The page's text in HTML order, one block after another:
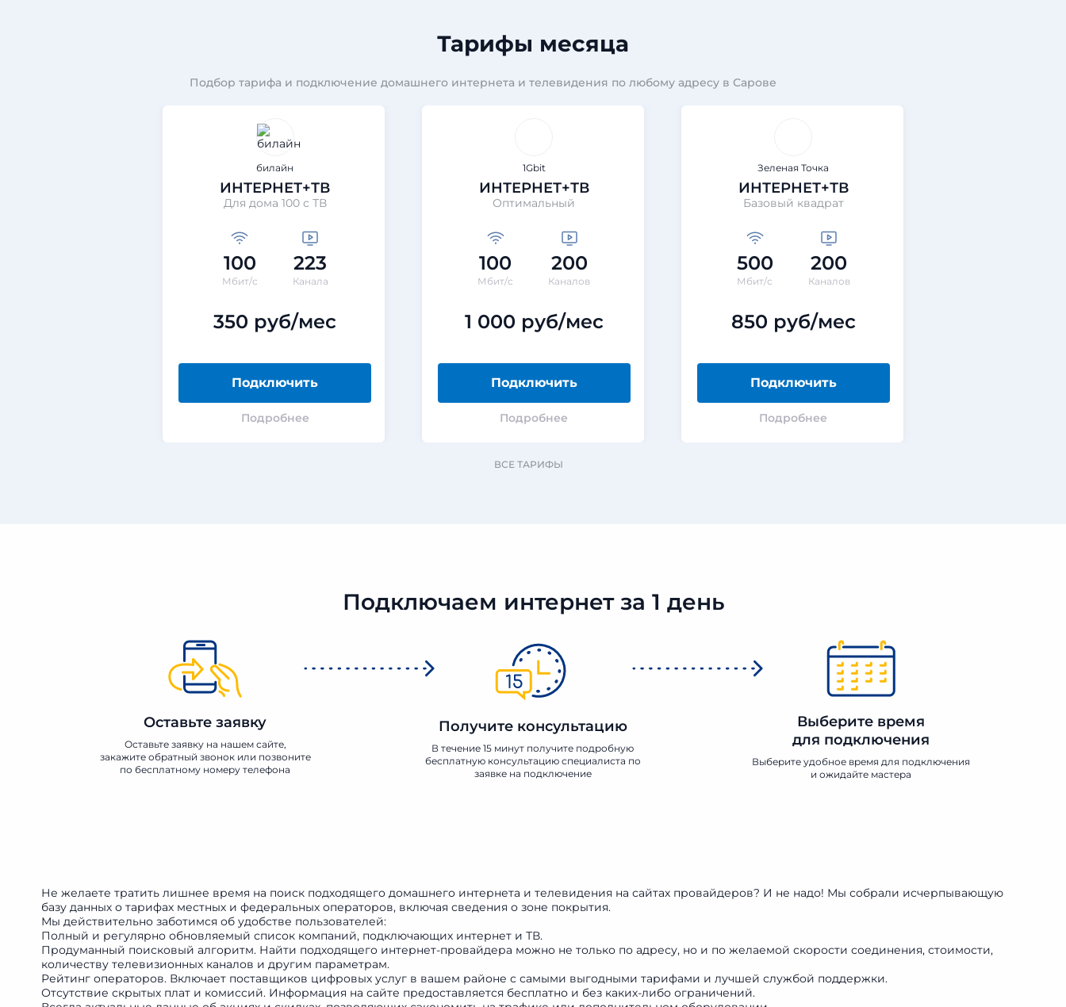
Тарифы месяца
Подбор тарифа и подключение домашнего интернета и телевидения по любому адресу в Сарове
билайн
ИНТЕРНЕТ+ТВ
Для дома 100 с ТВ
100
Мбит/с
223
Канала
350 руб/мес
Подключить
Подробнее
1Gbit
ИНТЕРНЕТ+ТВ
Оптимальный
100
Мбит/с
200
Каналов
1 000 руб/мес
Подключить
Подробнее
Зеленая Точка
ИНТЕРНЕТ+ТВ
Базовый квадрат
500
Мбит/с
200
Каналов
850 руб/мес
Подключить
Подробнее
ВСЕ ТАРИФЫ
Подключаем интернет за 1 день
Оставьте заявку
Оставьте заявку на нашем сайте,
закажите обратный звонок или позвоните
по бесплатному номеру телефона
Получите консультацию
В течение 15 минут получите подробную
бесплатную консультацию специалиста по
заявке на подключение
Выберите время
для подключения
Выберите удобное время для подключения
и ожидайте мастера
Не желаете тратить лишнее время на поиск подходящего домашнего интернета и телевидения на сайтах провайдеров? И не надо! Мы собрали исчерпывающую
базу данных о тарифах местных и федеральных операторов, включая сведения о зоне покрытия.
Мы действительно заботимся об удобстве пользователей:
Полный и регулярно обновляемый список компаний, подключающих интернет и ТВ.
Продуманный поисковый алгоритм. Найти подходящего интернет-провайдера можно не только по адресу, но и по желаемой скорости соединения, стоимости,
количеству телевизионных каналов и другим параметрам.
Рейтинг операторов. Включает поставщиков цифровых услуг в вашем районе с самыми выгодными тарифами и лучшей службой поддержки.
Отсутствие скрытых плат и комиссий. Информация на сайте предоставляется бесплатно и без каких-либо ограничений.